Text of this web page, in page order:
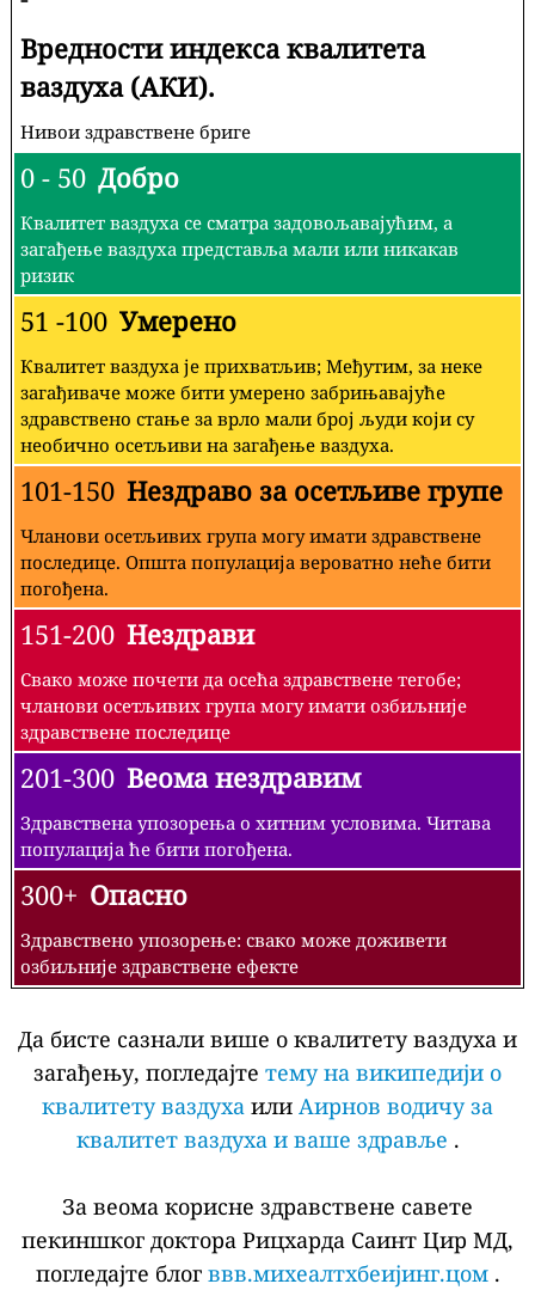
Вредности индекса квалитета
ваздуха (АКИ).
Нивои здравствене бриге
0 - 50 Добро
Квалитет ваздуха се сматра задовољавајућим, а
загађење ваздуха представља мали или никакав
ризик
51 -100 Умерено
Квалитет ваздуха је прихватљив; Међутим, за неке
загађиваче може бити умерено забрињавајуће
здравствено стање за врло мали број људи који су
необично осетљиви на загађење ваздуха.
101-150 Нездраво за осетљиве групе
Чланови осетљивих група могу имати здравствене
последице. Општа популација вероватно неће бити
погођена.
151-200 Нездрави
Свако може почети да осећа здравствене тегобе;
чланови осетљивих група могу имати озбиљније
здравствене последице
201-300 Веома нездравим
Здравствена упозорења о хитним условима. Читава
популација ће бити погођена.
300+ Опасно
Здравствено упозорење: свако може доживети
озбиљније здравствене ефекте
Да бисте сазнали више о квалитету ваздуха и
загађењу, погледајте тему на википедији о
квалитету ваздуха или Аирнов водичу за
квалитет ваздуха и ваше здравље .
За веома корисне здравствене савете
пекиншког доктора Рицхарда Саинт Цир МД,
погледајте блог ввв.михеалтхбеијинг.цом.